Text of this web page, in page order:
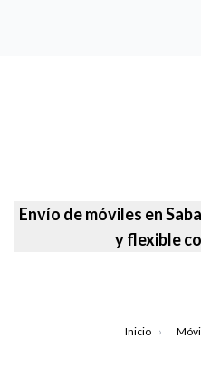
Envío de móviles en
y flexible
Inicio ›